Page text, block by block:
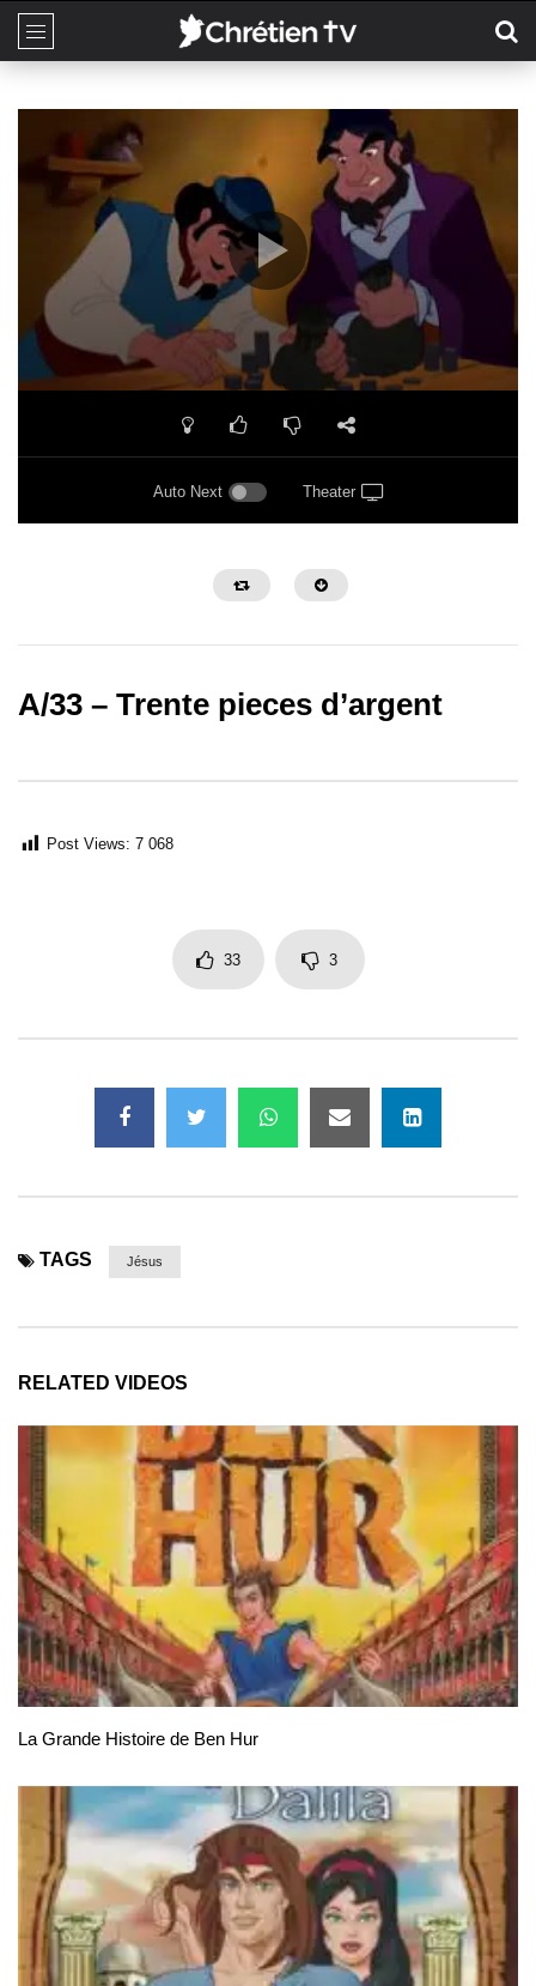
Auto Next Theater
La Grande Histoire de Ben Hur
A/33 – Trente pieces d’argent
Post Views: 7 068
33 3
TAGS Jésus
RELATED VIDEOS
La Grande Histoire de Ben Hur